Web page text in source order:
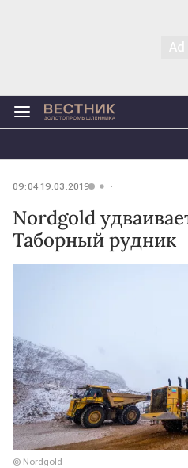
09:04 19.03.2019
Nordgold
Таборный рудник
© Nordgold